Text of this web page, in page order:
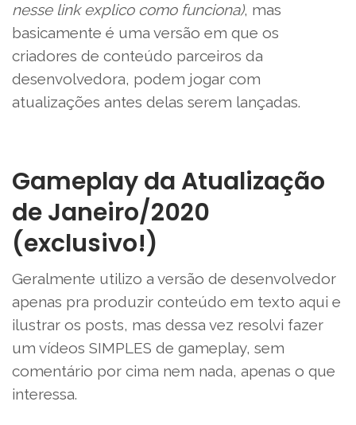
nesse link explico como funciona), mas
basicamente é uma versão em que os
criadores de conteúdo parceiros da
desenvolvedora, podem jogar com
atualizações antes delas serem lançadas.
Gameplay da Atualização
de Janeiro/2020
(exclusivo!)
Geralmente utilizo a versão de desenvolvedor
apenas pra produzir conteúdo em texto aqui e
ilustrar os posts, mas dessa vez resolvi fazer
um vídeos SIMPLES de gameplay, sem
comentário por cima nem nada, apenas o que
interessa.